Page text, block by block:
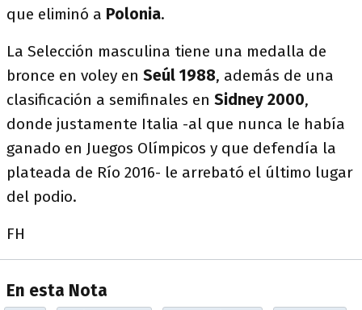
que eliminó a Polonia.
La Selección masculina tiene una medalla de
bronce en voley en Seúl 1988, además de una
clasificación a semifinales en Sidney 2000,
donde justamente Italia -al que nunca le había
ganado en Juegos Olímpicos y que defendía la
plateada de Río 2016- le arrebató el último lugar
del podio.
FH
En esta Nota